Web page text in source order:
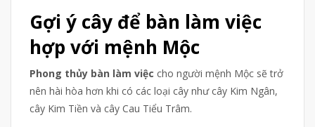
Gợi ý cây để bàn làm việc
hợp với mệnh Mộc
Phong thủy bàn làm việc cho người mệnh Mộc sẽ trở
nên hài hòa hơn khi có các loại cây như cây Kim Ngân,
cây Kim Tiền và cây Cau Tiểu Trâm.